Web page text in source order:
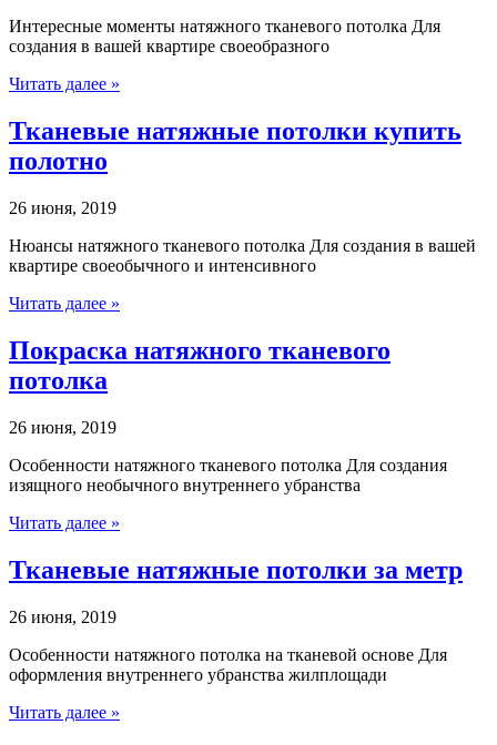
Интересные моменты натяжного тканевого потолка Для
создания в вашей квартире своеобразного
Читать далее »
Тканевые натяжные потолки купить
полотно
26 июня, 2019
Нюансы натяжного тканевого потолка Для создания в вашей
квартире своеобычного и интенсивного
Читать далее »
Покраска натяжного тканевого
потолка
26 июня, 2019
Особенности натяжного тканевого потолка Для создания
изящного необычного внутреннего убранства
Читать далее »
Тканевые натяжные потолки за метр
26 июня, 2019
Особенности натяжного потолка на тканевой основе Для
оформления внутреннего убранства жилплощади
Читать далее »